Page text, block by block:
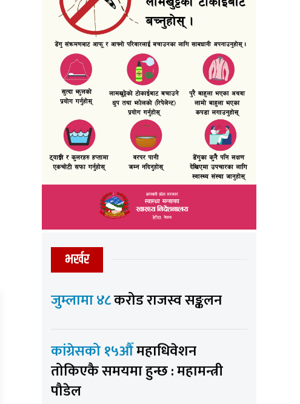
भर्खर
जुम्लामा ४८करोड राजस्व सङ्कलन
कांग्रेसको १५औँमहाधिवेशन
तोकिएकै समयमा हुन्छ : महामन्त्री
पौडेल